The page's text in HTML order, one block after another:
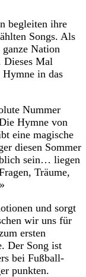
begleiten ihre
Songs. Als
Nation
Dieses Mal
Hymne in das
Nummer
Hymne von
eine magische
diesen Sommer
sein… liegen
Träume,
und sorgt
wir uns für
ersten
Der Song ist
bei Fußball-
punkten.